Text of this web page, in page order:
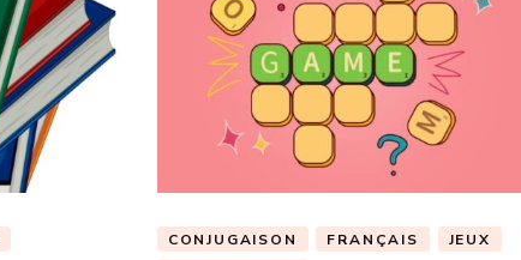
CONJUGAISON FRANÇAIS
JEUX